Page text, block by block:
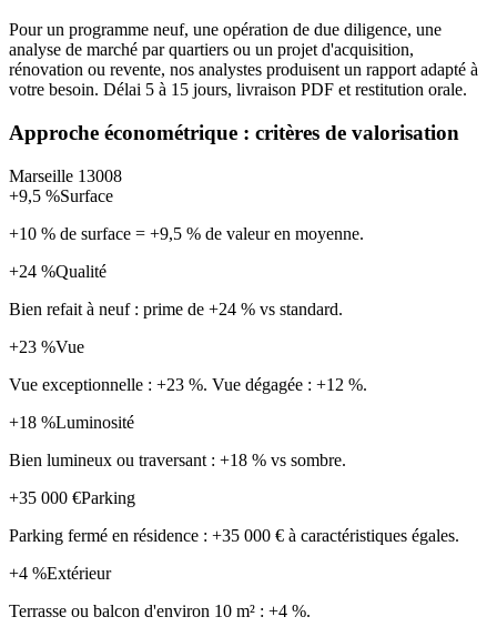
Pour un programme neuf, une opération de due diligence, une
analyse de marché par quartiers ou un projet d'acquisition,
rénovation ou revente, nos analystes produisent un rapport adapté à
votre besoin. Délai 5 à 15 jours, livraison PDF et restitution orale.
Approche économétrique : critères de valorisation
Marseille 13008
+9,5 %Surface
+10 % de surface = +9,5 % de valeur en moyenne.
+24 %Qualité
Bien refait à neuf : prime de +24 % vs standard.
+23 %Vue
Vue exceptionnelle : +23 %. Vue dégagée : +12 %.
+18 %Luminosité
Bien lumineux ou traversant : +18 % vs sombre.
+35 000 €Parking
Parking fermé en résidence : +35 000 € à caractéristiques égales.
+4 %Extérieur
Terrasse ou balcon d'environ 10 m² : +4 %.